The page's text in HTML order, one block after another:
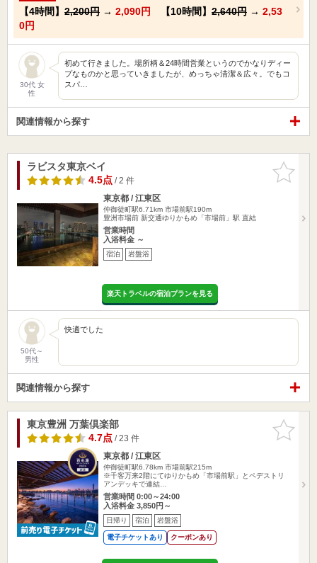
【4時間】 2,200円 → 2,090円 【10時間】 2,640円 → 2,53
0円
30代 女
性
初めて行きました。場所柄＆24時間営業というのでかなりディー
プなものかと思っていきましたが、めっちゃ清潔＆広々。でもコ
スパ…
関連情報から探す
お気に入
りに追加
ラビスタ東京ベイ
4.5点/ 2 件
東京都 / 江東区
仲御徒町駅6.71km 市場前駅190m
豊洲市場前 新交通ゆりかもめ「市場前」駅 直結
営業時間
入浴料金 ～
宿泊 岩盤浴
楽天トラベルの宿泊プランを見る
50代～
男性
快適でした
関連情報から探す
お気に入
りに追加
東京豊洲 万葉倶楽部
4.7点/ 23 件
東京都 / 江東区
仲御徒町駅6.78km 市場前駅215m
※千客万来2階にてゆりかもめ「市場前駅」とペデストリ
アンデッキで連結…
営業時間 0:00～24:00
入浴料金 3,850円～
日帰り 宿泊 岩盤浴
電子チケットあり クーポンあり